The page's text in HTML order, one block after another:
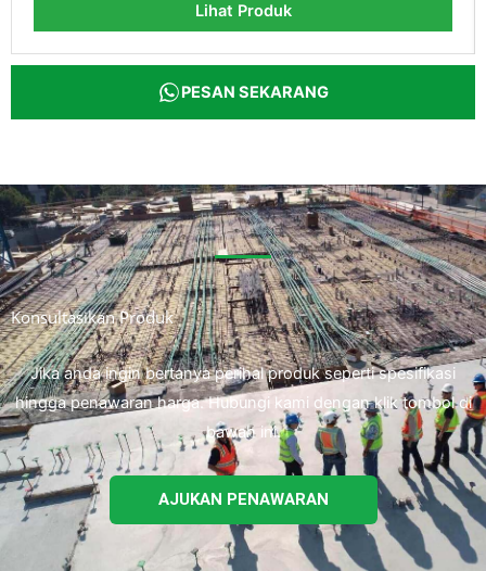
Lihat Produk
PESAN SEKARANG
Konsultasikan Produk
Jika anda ingin bertanya perihal produk seperti spesifikasi
hingga penawaran harga. Hubungi kami dengan klik tombol di
bawah ini.
AJUKAN PENAWARAN